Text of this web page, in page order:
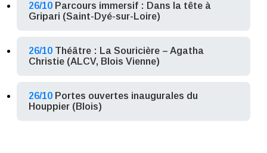
26/10 Parcours immersif : Dans la tête à
Gripari (Saint-Dyé-sur-Loire)
26/10 Théâtre : La Souricière – Agatha
Christie (ALCV, Blois Vienne)
26/10 Portes ouvertes inaugurales du
Houppier (Blois)